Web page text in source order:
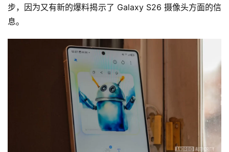
步，因为又有新的爆料揭示了 Galaxy S26 摄像头方面的信
息。